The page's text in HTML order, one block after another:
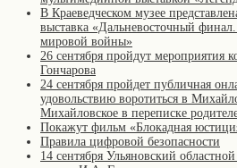
В Краеведческом музее
выставка «Дальневосточный
мировой войны»
26 сентября пройдут
Гончарова
24 сентября пройдет публичная
удовольствию воротиться в
Михайловское в переписке
Покажут фильм «Блокадная
Правила цифровой безопасности
14 сентября Ульяновский